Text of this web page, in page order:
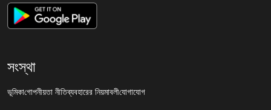
সংস্থা
ভূমিকাগোপনীয়তা নীতিব্যবহারের নিয়মাবলীযোগাযোগ